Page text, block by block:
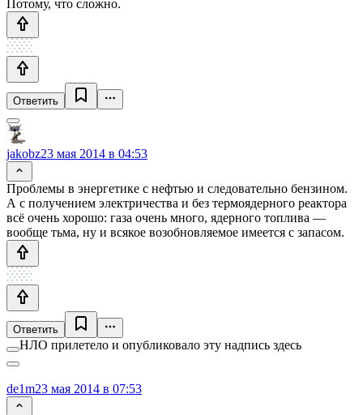
Потому, что сложно.
Ответить
jakobz23 мая 2014 в 04:53
Проблемы в энергетике с нефтью и следовательно бензином.
А с получением электричества и без термоядерного реактора
всё очень хорошо: газа очень много, ядерного топлива —
вообще тьма, ну и всякое возобновляемое имеется с запасом.
Ответить
НЛО прилетело и опубликовало эту надпись здесь
de1m23 мая 2014 в 07:53